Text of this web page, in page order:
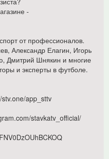
-
от профессионалов.
Александр Елагин, Игорь
Дмитрий Шнякин и многие
и эксперты в футболе.
app_sttv
stavkatv_official/